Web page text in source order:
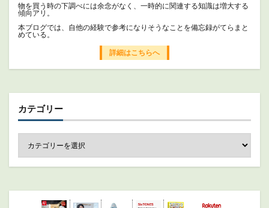
物を買う時の下調べには余念がなく、一時的に関連する知識は増大する
傾向アリ。
本ブログでは、自他の経験で参考になりそうなことを備忘録がてらまと
めている。
詳細はこちらへ
カテゴリー